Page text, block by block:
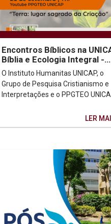
Encontros Bíblicos na
Bíblia e Ecologia Integral -
Terra, lugar sagrado da
criação
O Instituto Humanitas UNICAP, o
Grupo de Pesquisa Cristianismo e
Interpretações e o PPGTEO
LER